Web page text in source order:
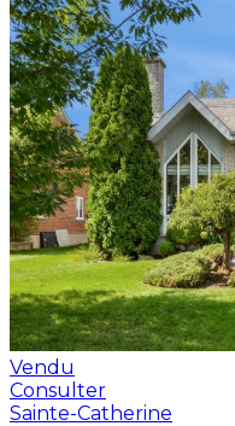
Vendu
Consulter
Sainte-Catherine